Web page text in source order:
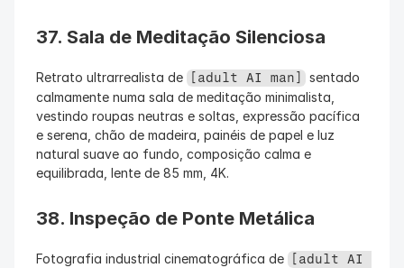
37. Sala de Meditação Silenciosa
Retrato ultrarrealista de [adult AI man] sentado
calmamente numa sala de meditação minimalista,
vestindo roupas neutras e soltas, expressão pacífica
e serena, chão de madeira, painéis de papel e luz
natural suave ao fundo, composição calma e
equilibrada, lente de 85 mm, 4K.
38. Inspeção de Ponte Metálica
Fotografia industrial cinematográfica de
[adult AI